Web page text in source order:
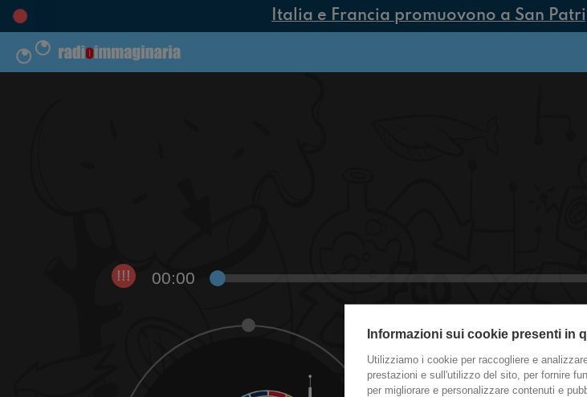
Italia e Francia promuovono a San
!!! 00:00
Informazioni sui cookie presenti in
Utilizziamo i cookie per raccogliere e
prestazioni e sull'utilizzo del sito, per fornire
per migliorare e personalizzare contenuti e